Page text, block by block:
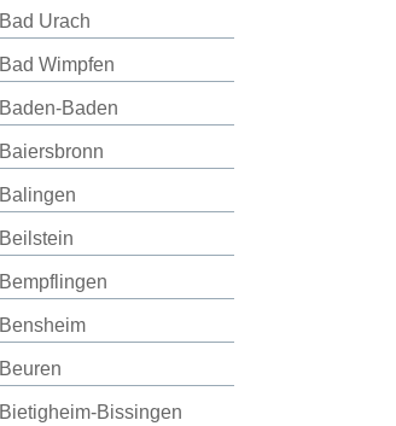
Bad Urach
Bad Wimpfen
Baden-Baden
Baiersbronn
Balingen
Beilstein
Bempflingen
Bensheim
Beuren
Bietigheim-Bissingen